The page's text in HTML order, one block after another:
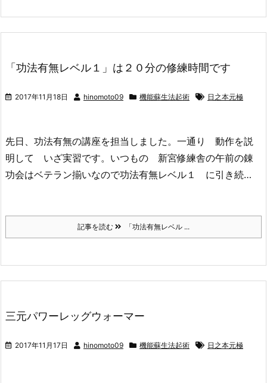
「功法有無レベル１」は２０分の修練時間です
2017年11月18日 hinomoto09 機能蘇生法起術 日之本元極
先日、功法有無の講座を担当しました。一通り 動作を説
明して いざ実習です。いつもの 新宮修練舎の午前の錬
功会はベテラン揃いなので功法有無レベル１ に引き続…
記事を読む 「功法有無レベル ...
三元パワーレッグウォーマー
2017年11月17日 hinomoto09 機能蘇生法起術 日之本元極